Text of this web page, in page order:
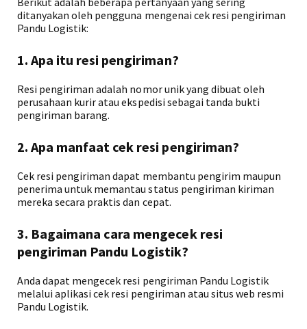
ditanyakan oleh pengguna mengenai cek resi pengiriman
Pandu Logistik:
1. Apa itu resi pengiriman?
Resi pengiriman adalah nomor unik yang dibuat oleh
perusahaan kurir atau ekspedisi sebagai tanda bukti
pengiriman barang.
2. Apa manfaat cek resi pengiriman?
Cek resi pengiriman dapat membantu pengirim maupun
penerima untuk memantau status pengiriman kiriman
mereka secara praktis dan cepat.
3. Bagaimana cara mengecek resi
pengiriman Pandu Logistik?
Anda dapat mengecek resi pengiriman Pandu Logistik
melalui aplikasi cek resi pengiriman atau situs web resmi
Pandu Logistik.